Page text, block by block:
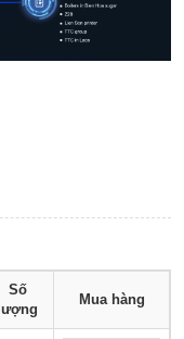
Số
lượng
Mua hàng